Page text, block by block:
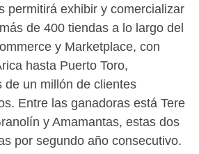
permitirá exhibir y comercializar
de 400 tiendas a lo largo del
y Marketplace, con
hasta Puerto Toro,
de un millón de clientes
Entre las ganadoras está Tere
y Amamantas, estas dos
por segundo año consecutivo.